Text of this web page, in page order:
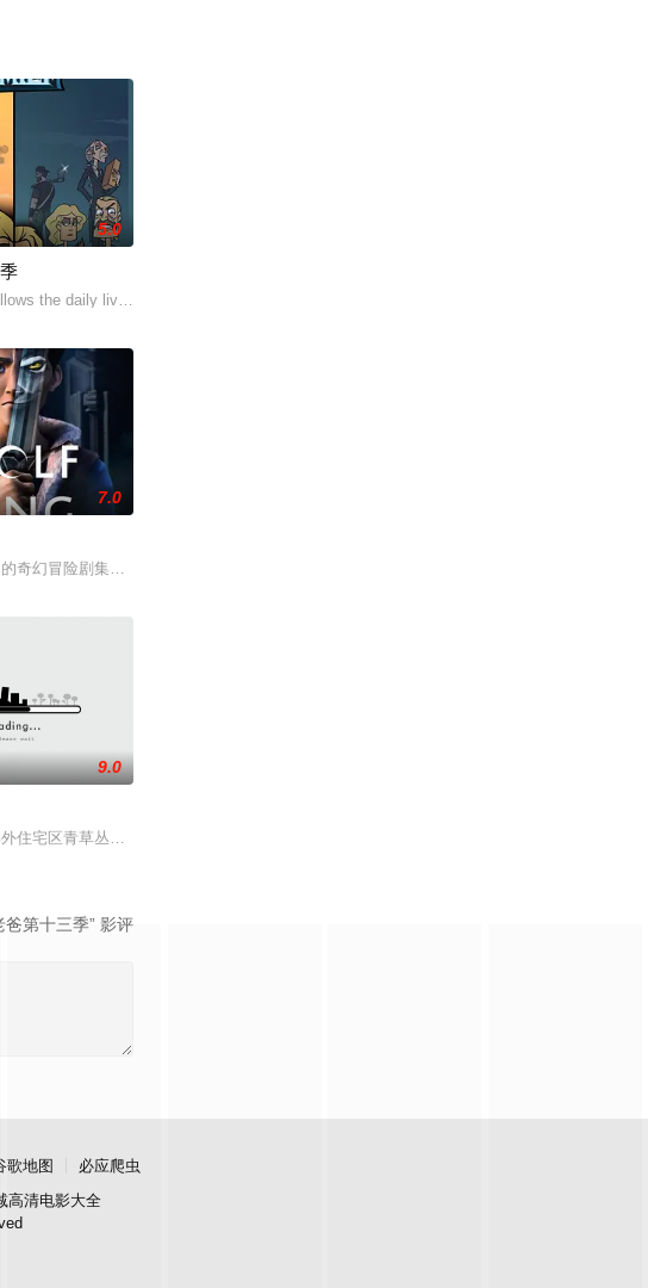
之戰，幽界與精靈天下埋
和Red因缘际会来到世界文明古国——中国，在这里它们将与戏曲、中医、特色美食、传
5.0
the daily lives of Glam and Victoria, two metal
言和对白，以纪录片的风格描述虫虫们的生态环境，同时又
梦，
7.0
奇幻冒险剧集中，一个年轻的普通人长大后得知自己是狼人，而且是王位继承人。
的好宝宝。影
Wibbly Pig），充满天真幻想的善良的好宝宝。影
（玛丽内特·杜平-程）是一个普通的中学女生，性格有些犹疑羞涩，
9.0
住宅区青草丛内，生活着一群普普通通的菜园蜗牛。这群慢吞吞的小家伙安于现状，朝九晚
爸第十三季” 影评
歌地图
必应爬虫
高清电影大全